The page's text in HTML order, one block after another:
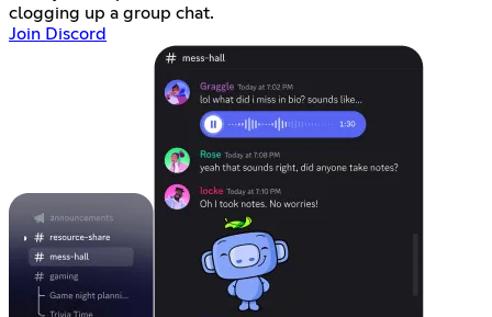
clogging up a group chat.
Join Discord